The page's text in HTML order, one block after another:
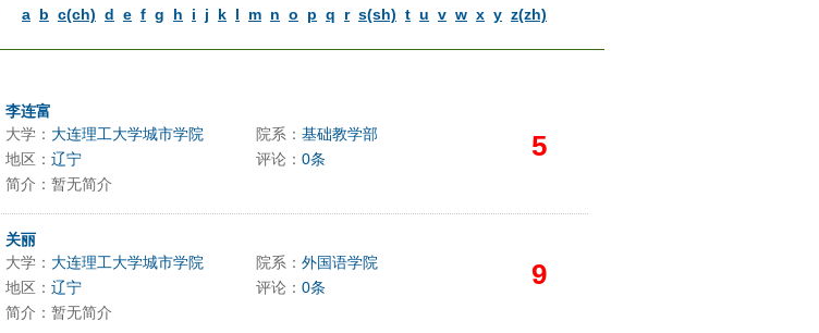
a b c(ch) d e f g h i j k l m n o p q r s(sh) t u v w x y z(zh)
李连富
大学： 大连理工大学城市学院 院系： 基础教学部 5
地区： 辽宁 评论： 0条
简介：暂无简介
关丽
大学： 大连理工大学城市学院 院系： 外国语学院 9
地区： 辽宁 评论： 0条
简介：暂无简介